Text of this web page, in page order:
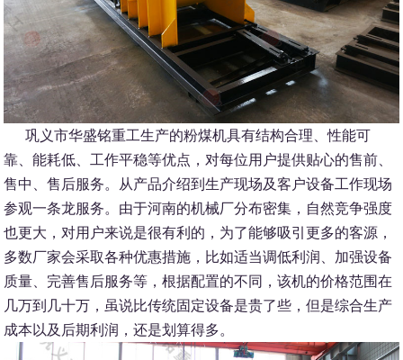
巩义市华盛铭重工生产的粉煤机具有结构合理、性能可
靠、能耗低、工作平稳等优点，对每位用户提供贴心的售前、
售中、售后服务。从产品介绍到生产现场及客户设备工作现场
参观一条龙服务。由于河南的机械厂分布密集，自然竞争强度
也更大，对用户来说是很有利的，为了能够吸引更多的客源，
多数厂家会采取各种优惠措施，比如适当调低利润、加强设备
质量、完善售后服务等，根据配置的不同，该机的价格范围在
几万到几十万，虽说比传统固定设备是贵了些，但是综合生产
成本以及后期利润，还是划算得多。